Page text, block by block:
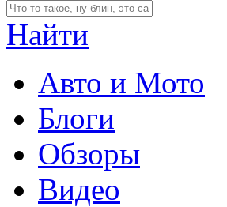
Найти
Авто и Мото
Блоги
Обзоры
Видео